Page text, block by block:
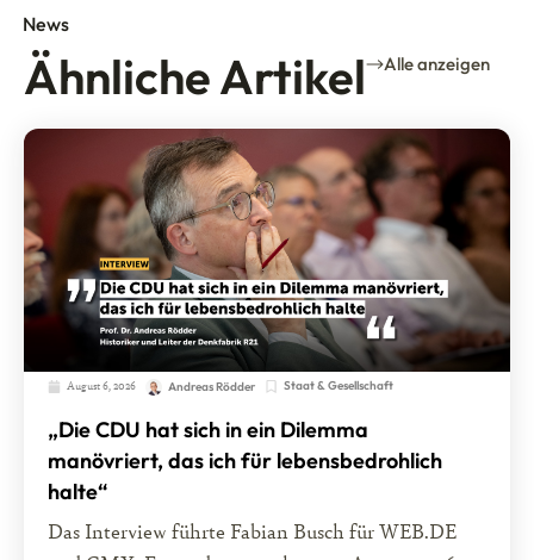
News
Ähnliche Artikel Alle anzeigen
August 6, 2026 Andreas Rödder Staat & Gesellschaft
„Die CDU hat sich in ein Dilemma
manövriert, das ich für lebensbedrohlich
halte“
Das Interview führte Fabian Busch für WEB.DE